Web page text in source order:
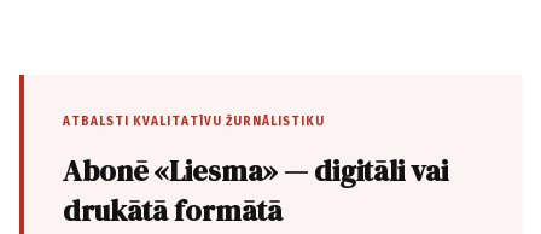
ATBALSTI KVALITATĪVU ŽURNĀLISTIKU
Abonē «Liesma» — digitāli vai
drukātā formātā